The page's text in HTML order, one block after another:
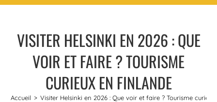
VISITER HELSINKI EN 2026 : QUE
VOIR ET FAIRE ? TOURISME
CURIEUX EN FINLANDE
Accueil > Visiter Helsinki en 2026 : Que voir et faire ? Tourisme